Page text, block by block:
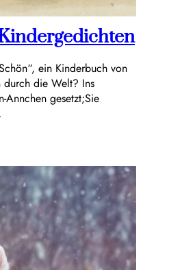
ein Kinderbuch von
die Welt? Ins
Annchen gesetzt;Sie